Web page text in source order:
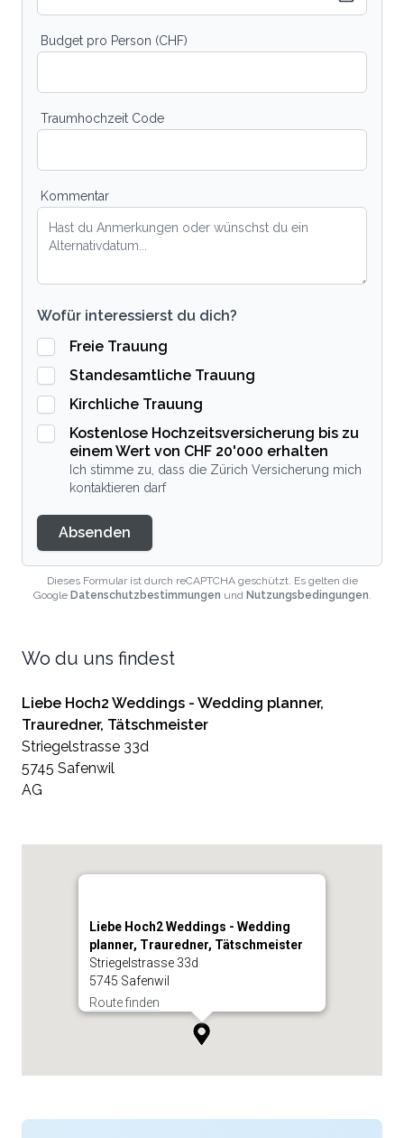
Budget pro Person (CHF)
Traumhochzeit Code
Kommentar
Wofür interessierst du dich?
Freie Trauung
Standesamtliche Trauung
Kirchliche Trauung
Kostenlose Hochzeitsversicherung bis zu
einem Wert von CHF 20'000 erhalten
Ich stimme zu, dass die Zürich Versicherung mich
kontaktieren darf
Absenden
Dieses Formular ist durch reCAPTCHA geschützt. Es gelten die
Google Datenschutzbestimmungen und Nutzungsbedingungen.
Wo du uns findest
Liebe Hoch2 Weddings - Wedding planner,
Trauredner, Tätschmeister
Striegelstrasse 33d
5745 Safenwil
AG
Liebe Hoch2 Weddings - Wedding
planner, Trauredner, Tätschmeister
Striegelstrasse 33d
5745 Safenwil
Route finden